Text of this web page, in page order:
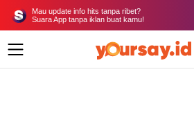
Mau update info hits tanpa ribet?
Suara App tanpa iklan buat kamu!